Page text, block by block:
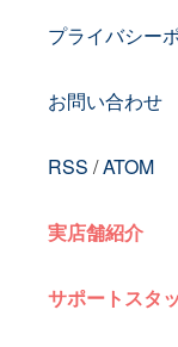
プライバシー
お問い合わせ
RSS /ATOM
実店舗紹介
サポートスタ